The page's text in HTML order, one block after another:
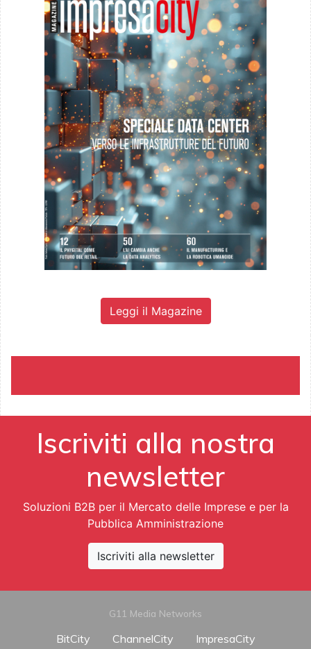
Leggi il Magazine
Iscriviti alla nostra
newsletter
Soluzioni B2B per il Mercato delle Imprese e per la
Pubblica Amministrazione
Iscriviti alla newsletter
G11 Media Networks
BitCity ChannelCity
ImpresaCity